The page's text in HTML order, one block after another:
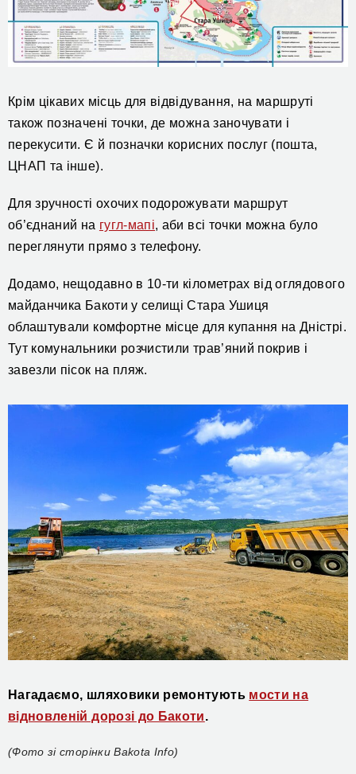
Крім цікавих місць для відвідування, на маршруті
також позначені точки, де можна заночувати і
перекусити. Є й позначки корисних послуг (пошта,
ЦНАП та інше).
Для зручності охочих подорожувати маршрут
об’єднаний на гугл-мапі, аби всі точки можна було
переглянути прямо з телефону.
Додамо, нещодавно в 10-ти кілометрах від оглядового
майданчика Бакотиу селищі Стара Ушиця
облаштували комфортне місце для купання на Дністрі.
Тут комунальники розчистили трав’яний покрив і
завезли пісок на пляж.
Нагадаємо, шляховики ремонтують мости на
відновленій дорозі до Бакоти.
(Фото зі сторінки Bakota Info)